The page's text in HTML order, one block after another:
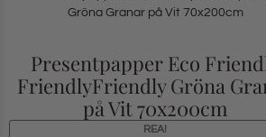
Presentpapper Eco
FriendlyFriendly Gröna
på Vit 70x200cm
REA!